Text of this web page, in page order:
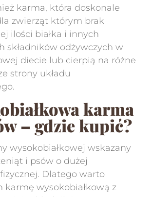
karma, która doskonale
zwierząt którym brak
ilości białka i innych
składników odżywczych w
diecie lub cierpią na różne
strony układu
karma
– gdzie kupić?
wysokobiałkowej wskazany
i psów o dużej
Dlatego warto
karmę wysokobiałkową z